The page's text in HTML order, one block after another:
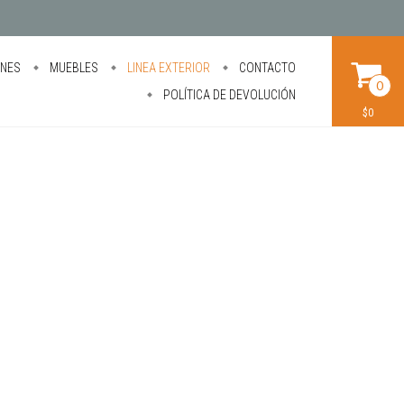
MUEBLES LINEA EXTERIOR
CONTACTO
POLÍTICA DE DEVOLUCIÓN
0
$0